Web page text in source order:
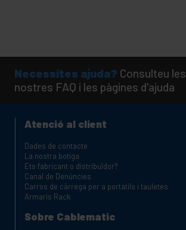
Necessites ajuda? Consulteu les
nostres FAQ i les pàgines d'ajuda
Atenció al client
Dades de contacte
La nostra botiga
Ets fabricant o distribuïdor?
Canal de Denúncies
Carros de càrrega per a portàtils i tauletes
Armaris Rack
Sobre Cablematic